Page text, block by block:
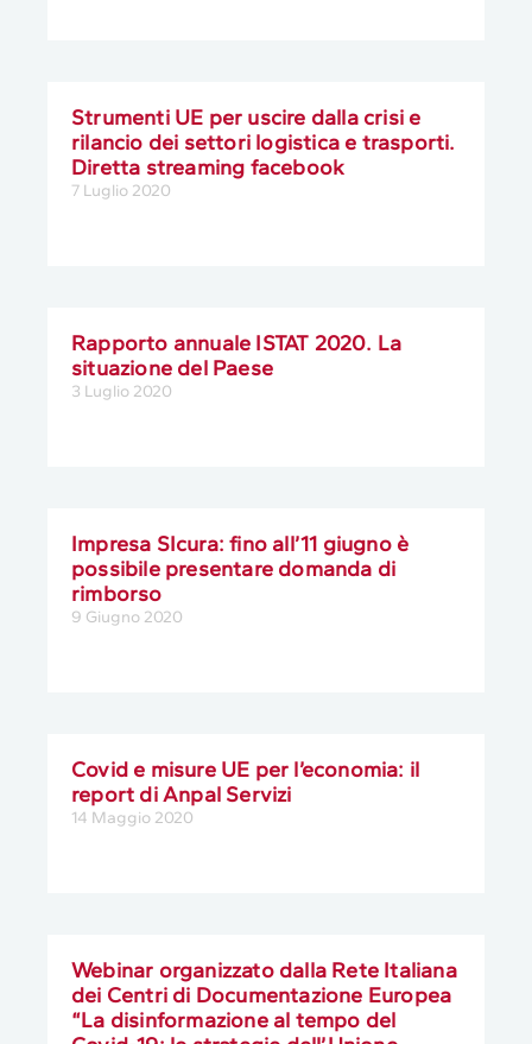
Strumenti UE per uscire dalla crisi e
rilancio dei settori logistica e trasporti.
Diretta streaming facebook
7 Luglio 2020
Rapporto annuale ISTAT 2020. La
situazione del Paese
3 Luglio 2020
Impresa SIcura: fino all’11 giugno è
possibile presentare domanda di
rimborso
9 Giugno 2020
Covid e misure UE per l’economia: il
report di Anpal Servizi
14 Maggio 2020
Webinar organizzato dalla Rete Italiana
dei Centri di Documentazione Europea
“La disinformazione al tempo del